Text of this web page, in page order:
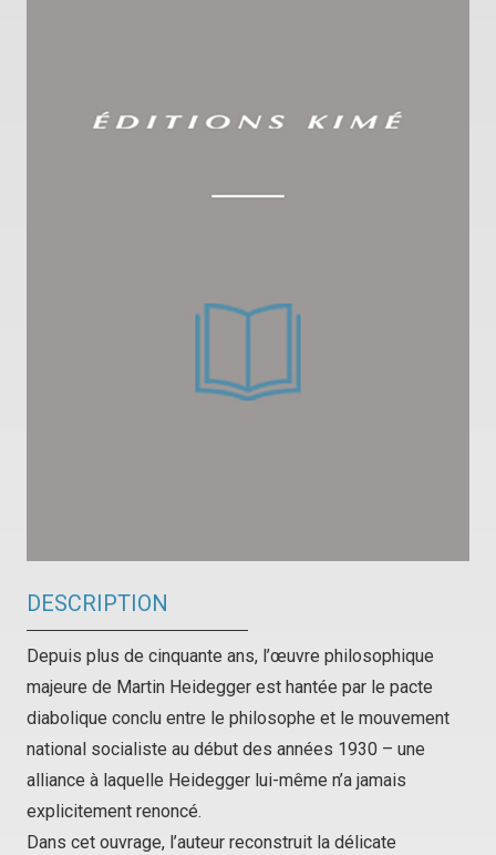
DESCRIPTION
Depuis plus de cinquante ans, l’œuvre philosophique
majeure de Martin Heidegger est hantée par le pacte
diabolique conclu entre le philosophe et le mouvement
national socialiste au début des années 1930 – une
alliance à laquelle Heidegger lui-même n’a jamais
explicitement renoncé.
Dans cet ouvrage, l’auteur reconstruit la délicate